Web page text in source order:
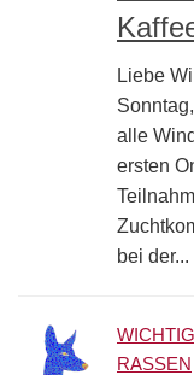
Liebe
alle
ersten
bei der...
RASSEN